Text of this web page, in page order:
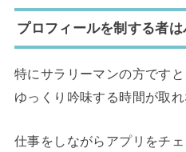
プロフィールを制する者
特にサラリーマンの方です
ゆっくり吟味する時間が取
仕事をしながらアプリをチ